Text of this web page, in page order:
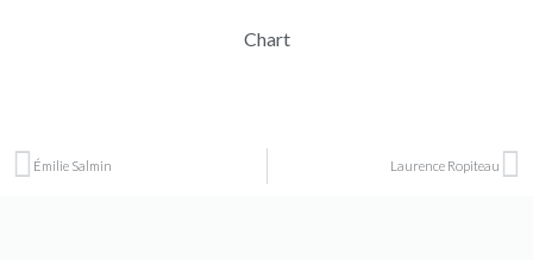
Chart
Émilie Salmin Laurence Ropiteau